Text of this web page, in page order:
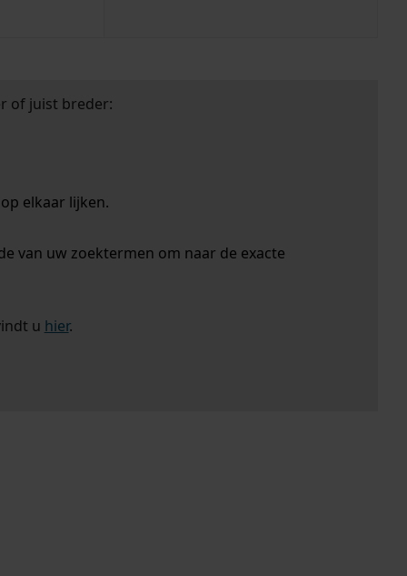
of juist breder:
elkaar lijken.
van uw zoektermen om naar de exacte
u hier.